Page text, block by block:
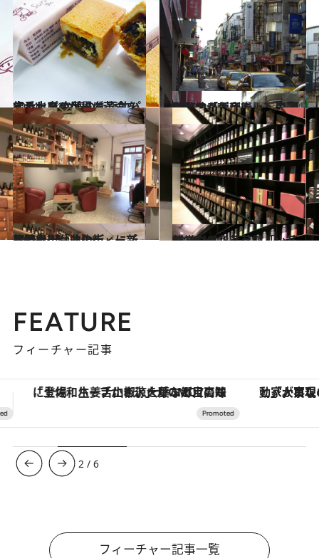
2014.12.12
定番土産の世界に革命を起こした 台湾の衝撃的パイナップルケーキ
旅＆お出かけ 2013.2.25
観光地「永康街」へのアクセスが便利に！ 周辺お薦めスポット
旅＆お出かけ
2013.10.8
注目！ 台北のディープな問屋街「迪化街」に新顔続々
旅＆お出かけ 2011.12.18
新スタイル茶芸館「小茶栽堂」
旅＆お出かけ
FEATURE
フィーチャー記事
「大事なのは地域の意識を変えること」。ロレックス賞受賞の自然保護活動家が実現させたナイジェリアの自然環境の復活 【銀座で出合う最旬美容】美髪ケアや上質
3 /6
フィーチャー記事一覧